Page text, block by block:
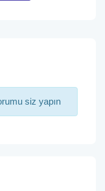
siz yapın